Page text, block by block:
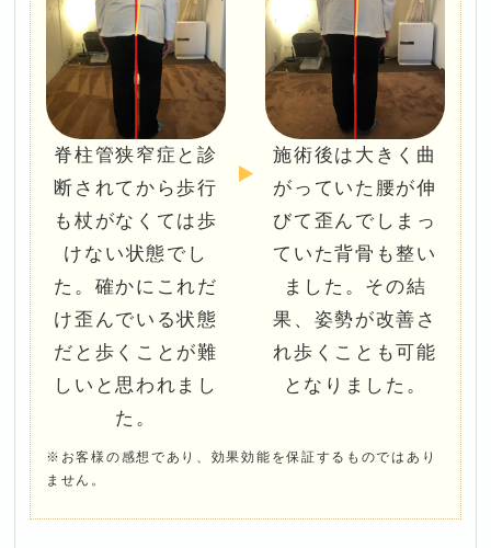
脊柱管狭窄症と診
断されてから歩行
も杖がなくては歩
けない状態でし
た。確かにこれだ
け歪んでいる状態
だと歩くことが難
しいと思われまし
た。
施術後は大きく曲
がっていた腰が伸
びて歪んでしまっ
ていた背骨も整い
ました。その結
果、姿勢が改善さ
れ歩くことも可能
となりました。
※お客様の感想であり、効果効能を保証するものではあり
ません。